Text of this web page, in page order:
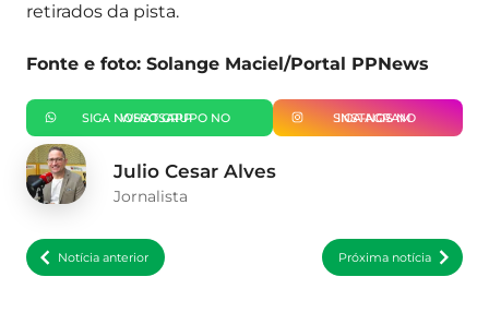
retirados da pista.
Fonte e foto: Solange Maciel/Portal PPNews
SIGA NOSSO GRUPO NO WHATSAPP SIGA-NOS NO INSTAGRAM
Julio Cesar Alves
Jornalista
Notícia anterior Próxima notícia